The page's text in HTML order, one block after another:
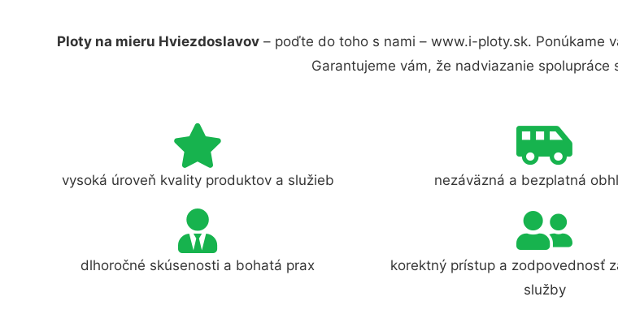
Ploty na mieru Hviezdoslavov – poďte do toho s nami – www.i-ploty.sk. Ponúkame
Garantujeme vám, že nadviazanie
vysoká úroveň kvality produktov a služieb nezáväzná a bezplatná
dlhoročné skúsenosti a bohatá prax
korektný prístup a zodpovednosť
služby